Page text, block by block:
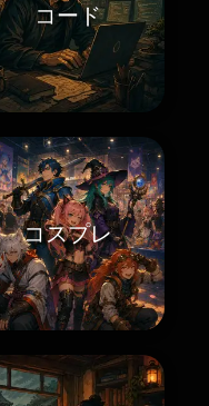
コード
コスプレ